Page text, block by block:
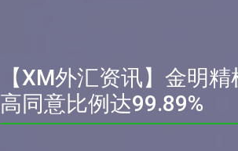
【XM外汇资讯】金明
高同意比例达99.89%